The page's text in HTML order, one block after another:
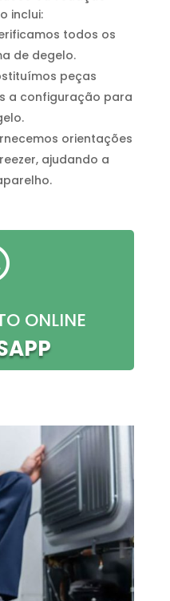
inclui:
todos os
de degelo.
peças
a configuração para
orientações
ajudando a
ONLINE